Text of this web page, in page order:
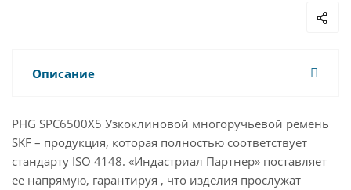
Описание
PHG SPC6500X5 Узкоклиновой многоручьевой ремень
SKF – продукция, которая полностью соответствует
стандарту ISO 4148. «Индастриал Партнер» поставляет
ее напрямую, гарантируя , что изделия прослужат